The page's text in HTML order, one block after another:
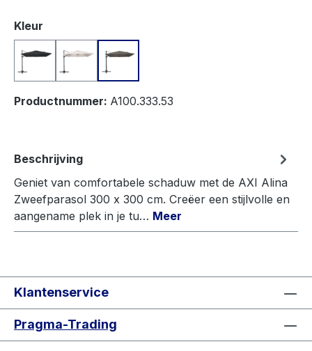
Selecteer
Kleur
AnthraciteBeige
Productnummer: A100.333.53
Beschrijving
Geniet van comfortabele schaduw met de AXI Alina
Zweefparasol 300 x 300 cm. Creëer een stijlvolle en
aangename plek in je tu… Meer
Klantenservice
Pragma-Trading